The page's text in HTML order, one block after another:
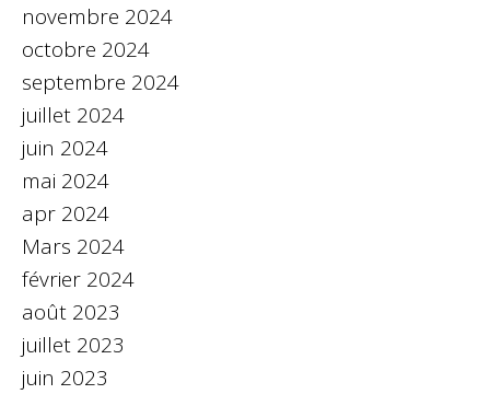
novembre 2024
octobre 2024
septembre 2024
juillet 2024
juin 2024
mai 2024
apr 2024
Mars 2024
février 2024
août 2023
juillet 2023
juin 2023